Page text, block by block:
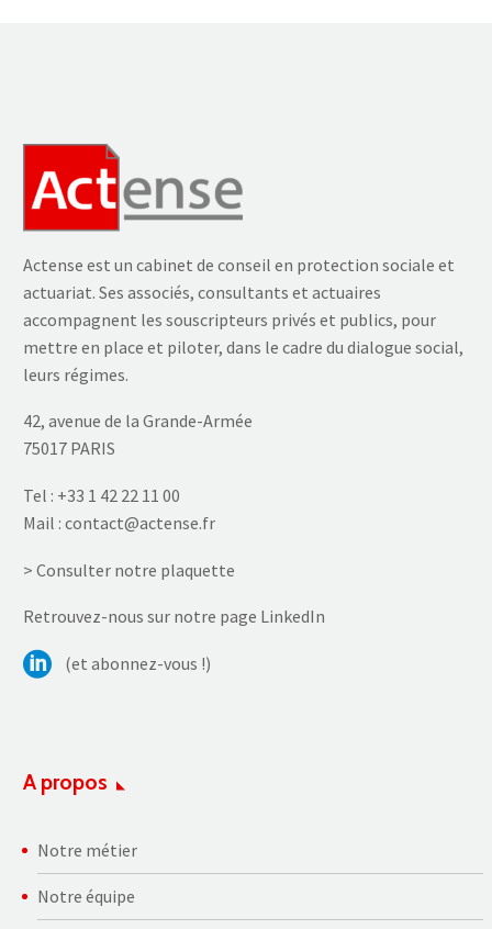
Actense est un cabinet de conseil en protection sociale et
actuariat. Ses associés, consultants et actuaires
accompagnent les souscripteurs privés et publics, pour
mettre en place et piloter, dans le cadre du dialogue social,
leurs régimes.
42, avenue de la Grande-Armée
75017 PARIS
Tel : +33 1 42 22 11 00
Mail : contact@actense.fr
> Consulter notre plaquette
Retrouvez-nous sur notre page LinkedIn
(et abonnez-vous !)
A propos
Notre métier
Notre équipe